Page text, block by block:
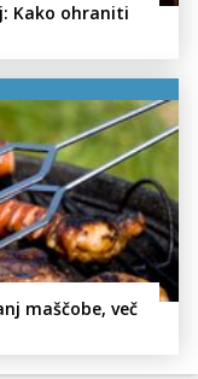
Kako ohraniti
maščobe, več